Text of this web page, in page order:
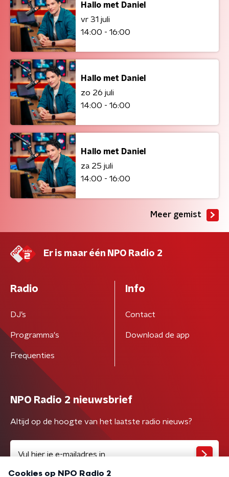
Hallo met Daniel
vr 31 juli
14:00 - 16:00
Hallo met Daniel
zo 26 juli
14:00 - 16:00
Hallo met Daniel
za 25 juli
14:00 - 16:00
Meer gemist
Er is maar één NPO Radio 2
Radio
DJ’s
Programma's
Frequenties
Info
Contact
Download de app
NPO Radio 2 nieuwsbrief
Altijd op de hoogte van het laatste radio nieuws?